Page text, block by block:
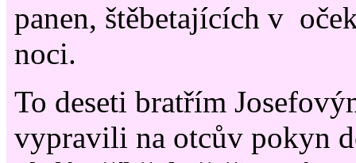
panen, štěbetajících v
noci.
To deseti bratřím
vypravili na otcův pokyn